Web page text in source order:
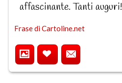
affascinante. Tanti auguri!
Frase di Cartoline.net